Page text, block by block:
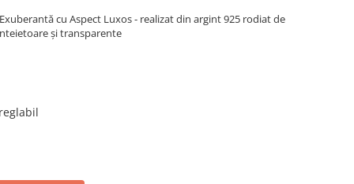
cu Aspect Luxos - realizat din argint 925 rodiat de
și transparente